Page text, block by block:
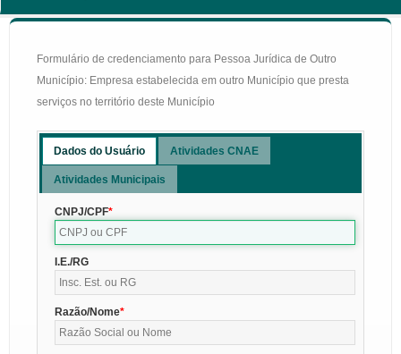
Formulário de credenciamento para Pessoa Jurídica de Outro
Município: Empresa estabelecida em outro Município que presta
serviços no território deste Município
Dados do Usuário Atividades CNAE
Atividades Municipais
CNPJ/CPF
I.E./RG
Razão/Nome